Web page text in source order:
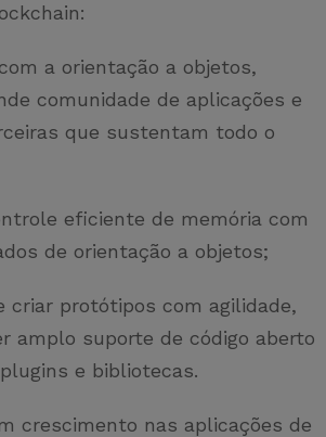
a orientação a objetos,
comunidade de aplicações e
que sustentam todo o
eficiente de memória com
de orientação a objetos;
criar protótipos com agilidade,
amplo suporte de código aberto
e bibliotecas.
crescimento nas aplicações de